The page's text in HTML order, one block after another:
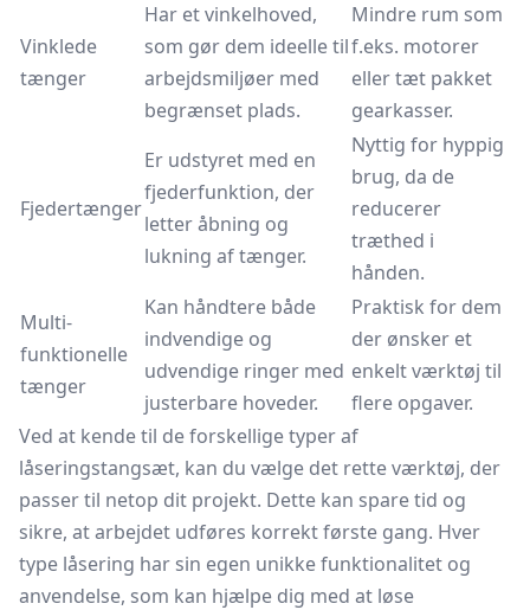
Vinklede
tænger
Har et vinkelhoved,
som gør dem ideelle til
arbejdsmiljøer med
begrænset plads.
Mindre rum som
f.eks. motorer
eller tæt pakket
gearkasser.
Fjedertænger
Er udstyret med en
fjederfunktion, der
letter åbning og
lukning af tænger.
Nyttig for hyppig
brug, da de
reducerer
træthed i
hånden.
Multi-
funktionelle
tænger
Kan håndtere både
indvendige og
udvendige ringer med
justerbare hoveder.
Praktisk for dem
der ønsker et
enkelt værktøj til
flere opgaver.
Ved at kende til de forskellige typer af
låseringstangsæt, kan du vælge det rette værktøj, der
passer til netop dit projekt. Dette kan spare tid og
sikre, at arbejdet udføres korrekt første gang. Hver
type låsering har sin egen unikke funktionalitet og
anvendelse, som kan hjælpe dig med at løse